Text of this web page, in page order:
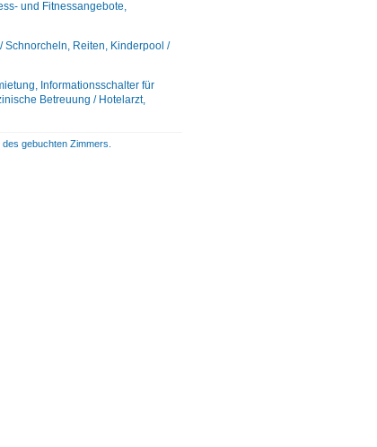
und Fitnessangebote,
Schnorcheln, Reiten, Kinderpool /
Informationsschalter für
Betreuung / Hotelarzt,
gebuchten Zimmers.